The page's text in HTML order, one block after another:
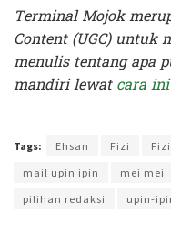
Terminal Mojok
Content (UGC) untuk
menulis tentang apa
mandiri lewatcara ini
Tags: Ehsan Fizi
mail upin ipin
mei mei
pilihan redaksi
upin-